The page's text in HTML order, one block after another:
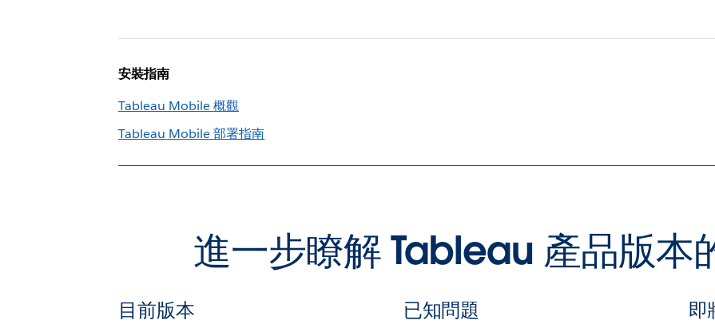
安裝指南
Tableau Mobile 概觀
Tableau Mobile 部署指南
進一步瞭解 Tableau 產品版本
目前版本 已知問題 即